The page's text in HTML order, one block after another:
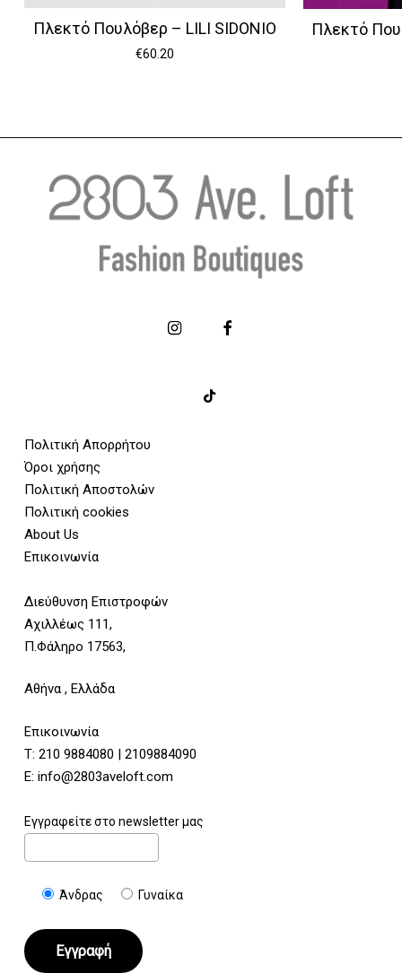
Πλεκτό Πουλόβερ – LILI SIDONIO
€60.20
Πλεκτό
Πολιτική Απορρήτου
Όροι χρήσης
Πολιτική Αποστολών
Πολιτική cookies
About Us
Επικοινωνία
Διεύθυνση Επιστροφών
Αχιλλέως 111,
Π.Φάληρο 17563,
Αθήνα , Ελλάδα
Επικοινωνία
Τ: 210 9884080 | 2109884090
E: info@2803aveloft.com
Εγγραφείτε στο newsletter μας
Άνδρας Γυναίκα